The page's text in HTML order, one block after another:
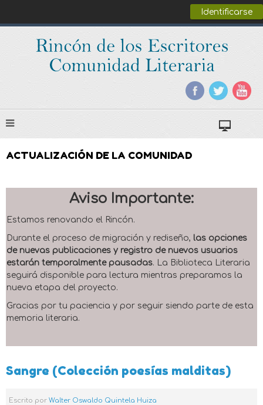
Identificarse
ACTUALIZACIÓN DE LA COMUNIDAD
Aviso Importante:
Estamos renovando el Rincón.
Durante el proceso de migración y rediseño, las opciones
de nuevas publicaciones y registro de nuevos usuarios
estarán temporalmente pausadas. La Biblioteca Literaria
seguirá disponible para lectura mientras preparamos la
nueva etapa del proyecto.
Gracias por tu paciencia y por seguir siendo parte de esta
memoria literaria.
Sangre (Colección poesías malditas)
Escrito por Walter Oswaldo Quintela Huiza